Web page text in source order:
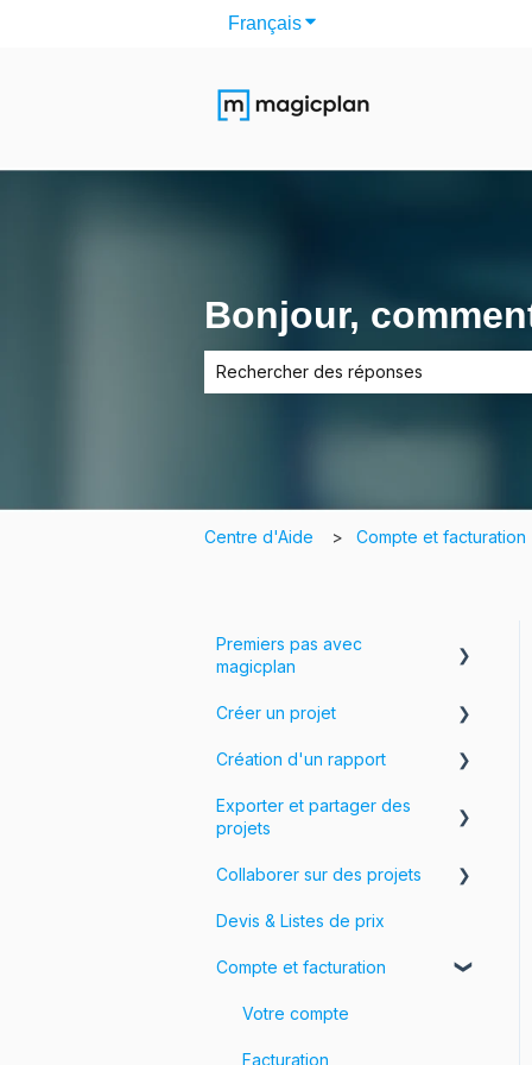
FrançaisAfficher le sous-menu pour
Bonjour,
Centre d'Aide Compte et facturation
Premiers pas avec
magicplan
Introduction à magicplan
Commencer
Créer un projet
Créer un plan d'étage
Assembler et modifier un
plan d'étage
Ajouter des objets et des
Création d'un rapport
Photos, Vidéos et Visites à
360°
Formulaires & Champs
Exporter et partager des
projets
Exportez vos projets
Personnaliser les
Collaborer sur des projets
Workspaces et Équipes
Devis & Listes de prix
Compte et facturation
Votre compte
Facturation